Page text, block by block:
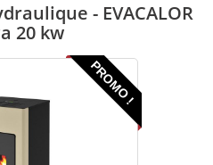
- EVACALOR
20 kw
PROMO !